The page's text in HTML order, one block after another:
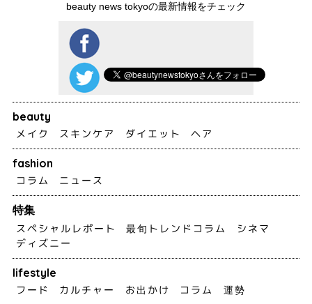
beauty news tokyoの最新情報をチェック
beauty
メイク
スキンケア ダイエット ヘア
fashion
コラム
ニュース
特集
スペシャルレポート
最旬トレンドコラム
シネマ
ディズニー
lifestyle
フード
カルチャー お出かけ コラム 運勢